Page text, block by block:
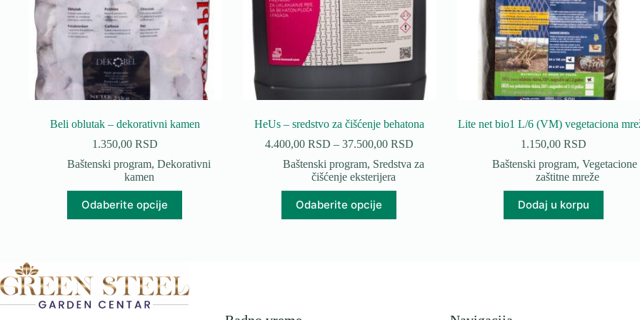
Beli oblutak – dekorativni kamen
1.350,00 RSD
Baštenski program,Dekorativni
kamen
Odaberite opcije
proizvod
ima
mogu
biti
izabrane
na
HeUs – sredstvo za čišćenje behatona
4.400,00 RSD – 37.500,00 RSDRaspon
od
Baštenski program, Sredstva za
čišćenje eksterijera
Odaberite opcije
proizvod
ima
Lite net bio1 L/6 (VM) vegetaciona
1.150,00 RSD
Baštenski program,Vegetacione
zaštitne mreže
Dodaj u korpu